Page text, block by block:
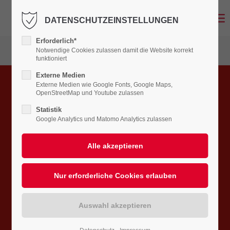
LOGIN
Benutzername
Anmelden
|Lost your password?
SUPPORT
VIELEN DANK FÜR IHRE
NACHRICHT
UM ZUVERLÄSSIG UND
ERFOLGREICH
ARBEITEN ZU KÖNNEN...
braucht man starke Partner an seiner
DATENSCHUTZEINSTELLUNGEN
Erforderlich*
Notwendige Cookies zulassen damit die Website korrekt
funktioniert
Externe Medien
Externe Medien wie Google Fonts, Google Maps,
OpenStreetMap und Youtube zulassen
Statistik
Google Analytics und Matomo Analytics zulassen